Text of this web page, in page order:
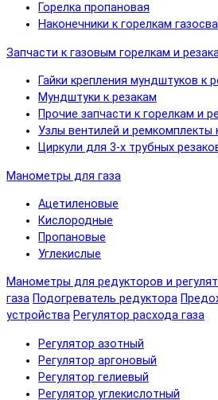
Горелка пропановая
Наконечники к горелкам
Запчасти к газовым горелкам и
Гайки крепления мундштуков к
Мундштуки к резакам
Прочие запчасти к горелкам и
Узлы вентилей и ремкомплекты
Циркули для 3-х трубных
Манометры для газа
Ацетиленовые
Кислородные
Пропановые
Углекислые
Манометры для редукторов и
газа Подогреватель редуктора
устройства Регулятор расхода газа
Регулятор азотный
Регулятор аргоновый
Регулятор гелиевый
Регулятор углекислотный